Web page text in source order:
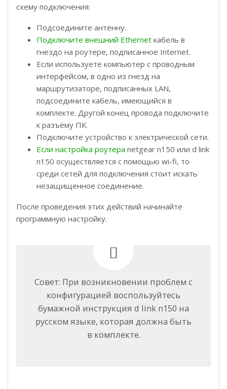
схему подключения:
Подсоедините антенну.
Подключите внешний Ethernet кабель в
гнездо на роутере, подписанное Internet.
Если используете компьютер с проводным
интерфейсом, в одно из гнезд на
маршрутизаторе, подписанных LAN,
подсоедините кабель, имеющийся в
комплекте. Другой конец провода подключите
к разъёму ПК.
Подключите устройство к электрической сети.
Если настройка роутера netgear n150 или d link
n150 осуществляется с помощью wi-fi, то
среди сетей для подключения стоит искать
незащищенное соединение.
После проведения этих действий начинайте
программную настройку.
Совет: При возникновении проблем с
конфигурацией воспользуйтесь
бумажной инструкция d link n150 на
русском языке, которая должна быть
в комплекте.